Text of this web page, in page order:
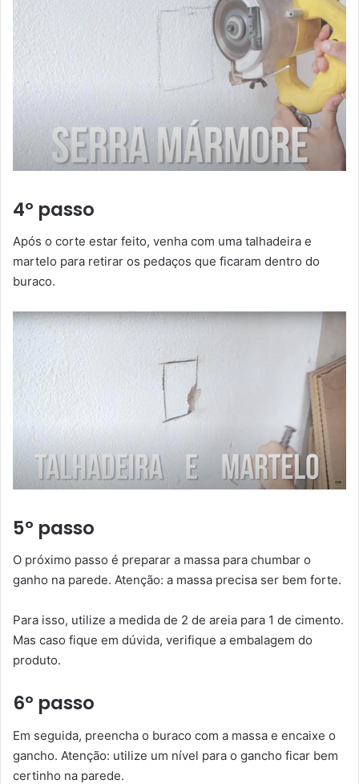
4º passo
Após o corte estar feito, venha com uma talhadeira e
martelo para retirar os pedaços que ficaram dentro do
buraco.
5º passo
O próximo passo é preparar a massa para chumbar o
ganho na parede. Atenção: a massa precisa ser bem forte.
Para isso, utilize a medida de 2 de areia para 1 de cimento.
Mas caso fique em dúvida, verifique a embalagem do
produto.
6º passo
Em seguida, preencha o buraco com a massa e encaixe o
gancho. Atenção: utilize um nível para o gancho ficar bem
certinho na parede.